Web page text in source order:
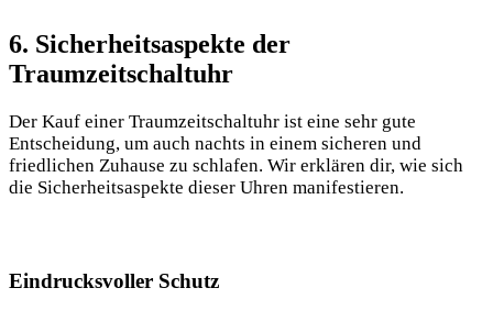
6. Sicherheitsaspekte der
Traumzeitschaltuhr
Der Kauf einer Traumzeitschaltuhr ist eine sehr gute
Entscheidung, um auch nachts in einem sicheren und
friedlichen Zuhause zu schlafen. Wir erklären dir, wie sich
die Sicherheitsaspekte dieser Uhren manifestieren.
Eindrucksvoller Schutz